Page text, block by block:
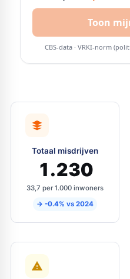
Totaal misdrijven
1.230
33,7 per 1.000 inwoners
→ -0.4% vs 2024